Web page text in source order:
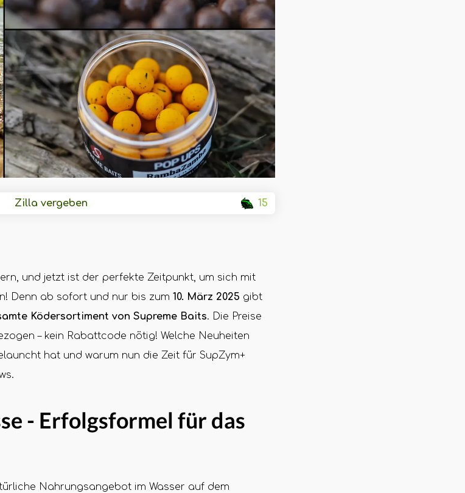
Zilla vergeben 15
und jetzt ist der perfekte Zeitpunkt, um sich mit
Denn ab sofort und nur bis zum 10. März 2025 gibt
Ködersortiment von Supreme Baits. Die Preise
– kein Rabattcode nötig! Welche Neuheiten
hat und warum nun die Zeit für SupZym+
- Erfolgsformel für das
Nahrungsangebot im Wasser auf dem